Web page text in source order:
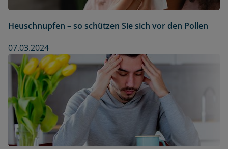
Heuschnupfen – so schützen Sie sich vor den Pollen
07.03.2024